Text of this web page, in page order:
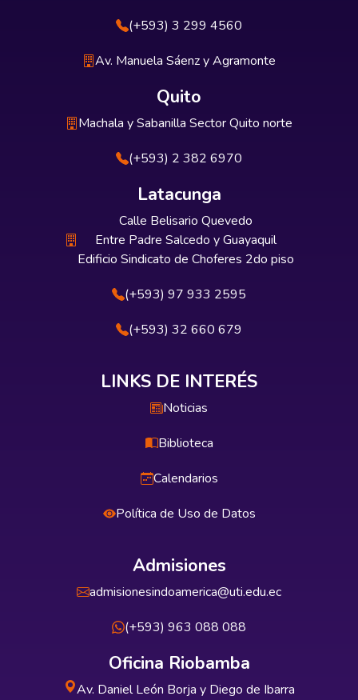
(+593) 3 299 4560
Av. Manuela Sáenz y Agramonte
Quito
Machala y Sabanilla Sector Quito norte
(+593) 2 382 6970
Latacunga
Calle Belisario Quevedo
Entre Padre Salcedo y Guayaquil
Edificio Sindicato de Choferes 2do piso
(+593) 97 933 2595
(+593) 32 660 679
LINKS DE INTERÉS
Noticias
Biblioteca
Calendarios
Política de Uso de Datos
Admisiones
admisionesindoamerica@uti.edu.ec
(+593) 963 088 088
Oficina Riobamba
Av. Daniel León Borja y Diego de Ibarra